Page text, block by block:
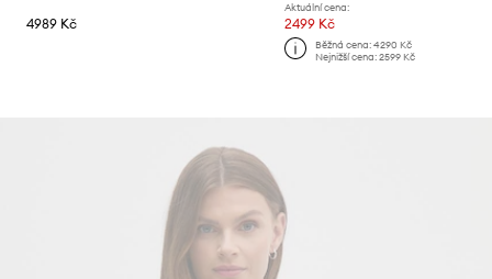
4989 Kč
Aktuální cena:
2499 Kč
Běžná cena: 4290 Kč
Nejnižší cena: 2599 Kč